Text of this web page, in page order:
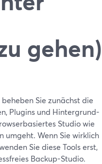
gehen)
Sie zunächst die
Plugins und Hintergrund-
Studio wie
umgeht. Wenn Sie wirklich
Sie diese Tools erst,
Backup-Studio.